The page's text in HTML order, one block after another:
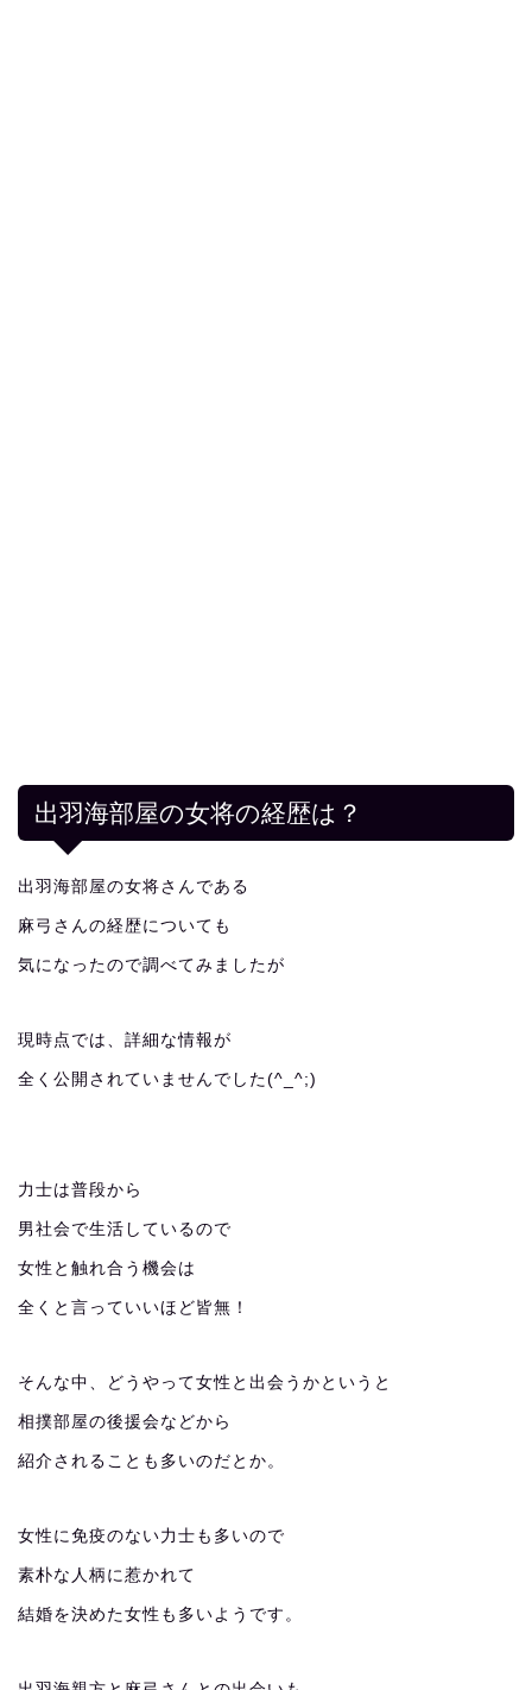
出羽海部屋の女将の経歴は？
出羽海部屋の女将さんである
麻弓さんの経歴についても
気になったので調べてみましたが
現時点では、詳細な情報が
全く公開されていませんでした(^_^;)
力士は普段から
男社会で生活しているので
女性と触れ合う機会は
全くと言っていいほど皆無！
そんな中、どうやって女性と出会うかというと
相撲部屋の後援会などから
紹介されることも多いのだとか。
女性に免疫のない力士も多いので
素朴な人柄に惹かれて
結婚を決めた女性も多いようです。